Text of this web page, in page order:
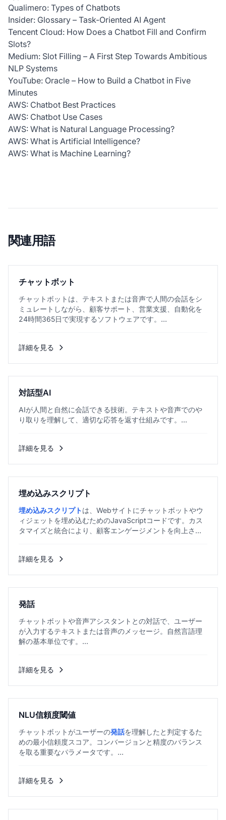
Qualimero: Types of Chatbots
Insider: Glossary – Task-Oriented AI Agent
Tencent Cloud: How Does a Chatbot Fill and Confirm
Slots?
Medium: Slot Filling – A First Step Towards Ambitious
NLP Systems
YouTube: Oracle – How to Build a Chatbot in Five
Minutes
AWS: Chatbot Best Practices
AWS: Chatbot Use Cases
AWS: What is Natural Language Processing?
AWS: What is Artificial Intelligence?
AWS: What is Machine Learning?
関連用語
チャットボット
チャットボットは、テキストまたは音声で人間の会話をシ
ミュレートしながら、顧客サポート、営業支援、自動化を
24時間365日で実現するソフトウェアです。...
詳細を見る
対話型AI
AIが人間と自然に会話できる技術。テキストや音声でのや
り取りを理解して、適切な応答を返す仕組みです。...
詳細を見る
埋め込みスクリプト
埋め込みスクリプトは、Webサイトにチャットボットやウ
ィジェットを埋め込むためのJavaScriptコードです。カス
タマイズと統合により、顧客エンゲージメントを向上させ
詳細を見る
発話
チャットボットや音声アシスタントとの対話で、ユーザー
が入力するテキストまたは音声のメッセージ。自然言語理
解の基本単位です。...
詳細を見る
NLU信頼度閾値
チャットボットがユーザーの発話を理解したと判定するた
めの最小信頼度スコア。コンバージョンと精度のバランス
を取る重要なパラメータです。...
詳細を見る